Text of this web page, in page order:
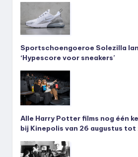
Sportschoengoeroe Solezilla
‘Hypescore voor sneakers’
Alle Harry Potter films nog één
bij Kinepolis van 26 augustus tot